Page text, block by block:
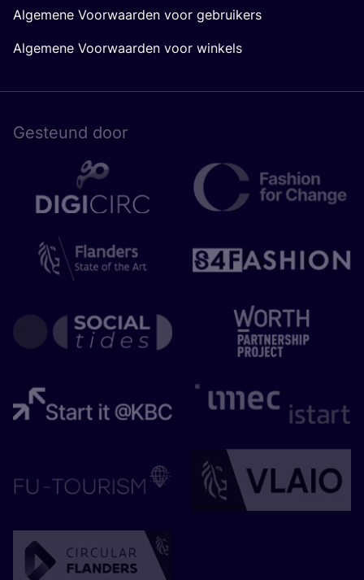
Algemene Voorwaarden voor gebruikers
Algemene Voorwaarden voor winkels
Gesteund door